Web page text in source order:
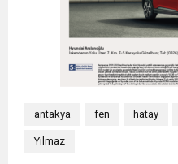
antakya fen hatay
Yılmaz